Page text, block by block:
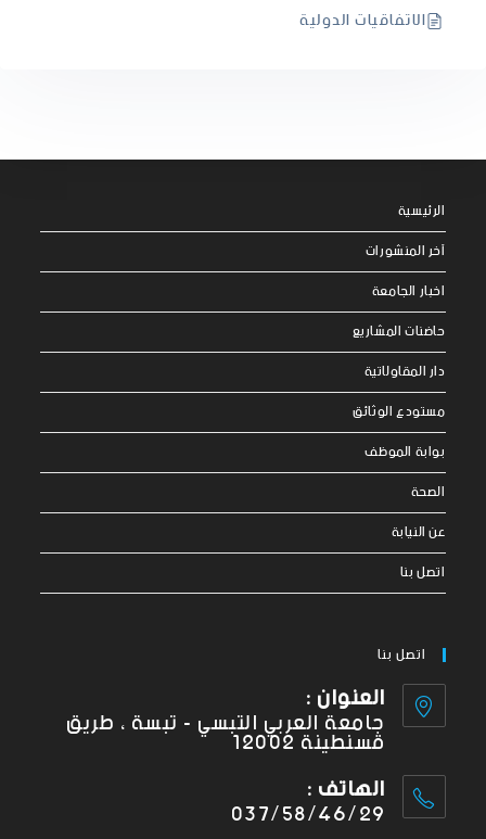
الاتفاقيات الدولية
الرئيسية
آخر المنشورات
اخبار الجامعة
حاضنات المشاريع
دار المقاولاتية
مستودع الوثائق
بوابة الموظف
الصحة
عن النيابة
اتصل بنا
اتصل بنا
العنوان :
جامعة العربي التبسي - تبسة ، طريق
قسنطينة 12002
الهاتف :
037/58/46/29